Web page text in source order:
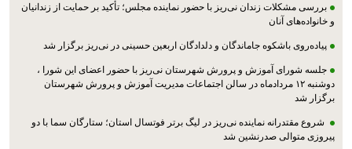
بررسی مشکلات زندان نی‌ریز با حضور نماینده مجلس؛ تأکید بر حمایت از زندانیان
و خانواده‌های آنان
پیاده‌روی باشکوه جاماندگان و دلدادگان اربعین حسینی در نی‌ریز برگزار شد
جلسه شورای آموزش و پرورش شهرستان نی‌ریز با حضور اعضای این شورا ،
دوشنبه ۱۲ مردادماه در سالن اجتماعات مدیریت آموزش و پرورش شهرستان
برگزار شد
شروع مقتدرانه نماینده نی‌ریز در لیگ برتر فوتسال استان؛ ستارگان سما با دو
پیروزی متوالی صدرنشین شد